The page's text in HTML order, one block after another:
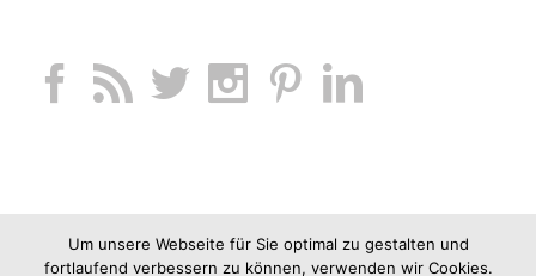
Um unsere Webseite für Sie optimal zu gestalten und
fortlaufend verbessern zu können, verwenden wir Cookies.